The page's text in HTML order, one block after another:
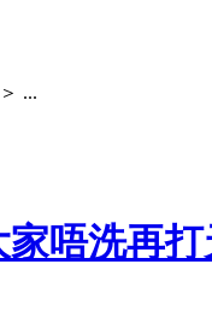
...
唔洗再打